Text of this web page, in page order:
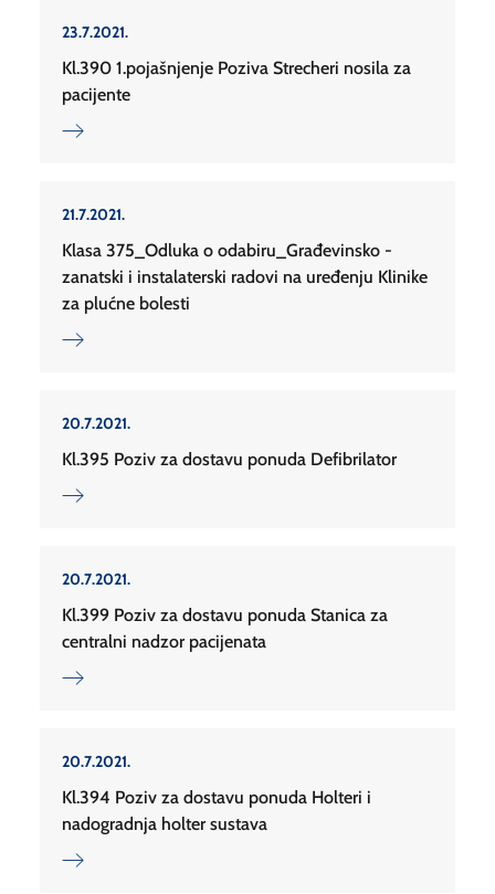
23.7.2021.
Kl.390 1.pojašnjenje Poziva Strecheri nosila za
pacijente
21.7.2021.
Klasa 375_Odluka o odabiru_Građevinsko -
zanatski i instalaterski radovi na uređenju Klinike
za plućne bolesti
20.7.2021.
Kl.395 Poziv za dostavu ponuda Defibrilator
20.7.2021.
Kl.399 Poziv za dostavu ponuda Stanica za
centralni nadzor pacijenata
20.7.2021.
Kl.394 Poziv za dostavu ponuda Holteri i
nadogradnja holter sustava